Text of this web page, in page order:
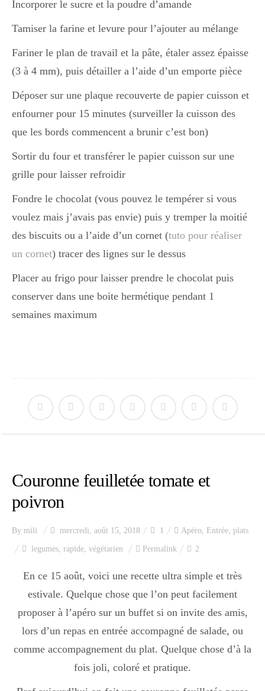
Incorporer le sucre et la poudre d’amande
Tamiser la farine et levure pour l’ajouter au mélange
Fariner le plan de travail et la pâte, étaler assez épaisse
(3 à 4 mm), puis détailler a l’aide d’un emporte pièce
Déposer sur une plaque recouverte de papier cuisson et
enfourner pour 15 minutes (surveiller la cuisson des
que les bords commencent a brunir c’est bon)
Sortir du four et transférer le papier cuisson sur une
grille pour laisser refroidir
Fondre le chocolat (vous pouvez le tempérer si vous
voulez mais j’avais pas envie) puis y tremper la moitié
des biscuits ou a l’aide d’un cornet (tuto pour réaliser
un cornet) tracer des lignes sur le dessus
Placer au frigo pour laisser prendre le chocolat puis
conserver dans une boite hermétique pendant 1
semaines maximum
Couronne feuilletée tomate et
poivron
By mili mercredi, août 15, 2018 1 Apéro, Entrée, plats
legumes, rapide, végétarien Permalink 2
En ce 15 août, voici une recette ultra simple et très
estivale. Quelque chose que l’on peut facilement
proposer à l’apéro sur un buffet si on invite des amis,
lors d’un repas en entrée accompagné de salade, ou
comme accompagnement du plat. Quelque chose d’à la
fois joli, coloré et pratique.